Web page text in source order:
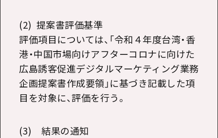
(2) 提案書評価基準
評価項目については、「令和４年度台湾・香
港・中国市場向けアフターコロナに向けた
広島誘客促進デジタルマーケティング業務
企画提案書作成要領」に基づき記載した項
目を対象に、評価を行う。
(3) 結果の通知